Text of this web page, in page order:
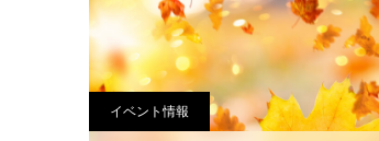
イベント情報